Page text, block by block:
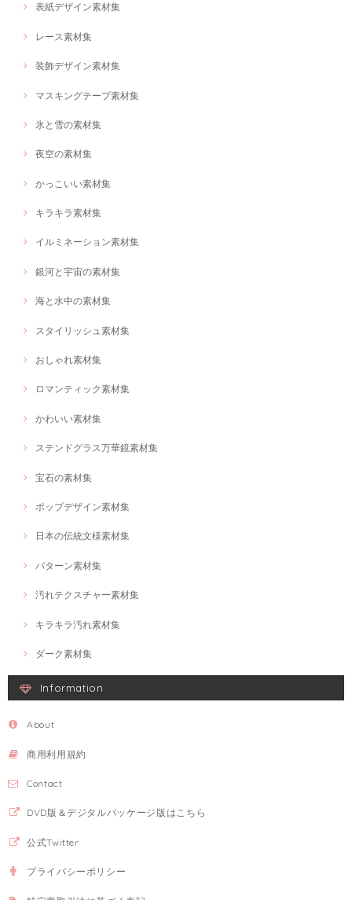
表紙デザイン素材集
レース素材集
装飾デザイン素材集
マスキングテープ素材集
氷と雪の素材集
夜空の素材集
かっこいい素材集
キラキラ素材集
イルミネーション素材集
銀河と宇宙の素材集
海と水中の素材集
スタイリッシュ素材集
おしゃれ素材集
ロマンティック素材集
かわいい素材集
ステンドグラス万華鏡素材集
宝石の素材集
ポップデザイン素材集
日本の伝統文様素材集
パターン素材集
汚れテクスチャー素材集
キラキラ汚れ素材集
ダーク素材集
Information
About
商用利用規約
Contact
DVD版＆デジタルパッケージ版はこちら
公式Twitter
プライバシーポリシー